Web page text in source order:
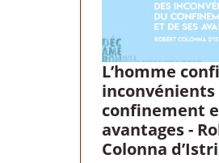
L’homme
inconvénients
confinement
avantages -
Colonna